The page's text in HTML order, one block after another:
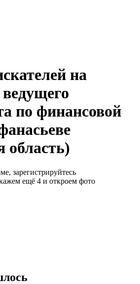
на
по финансовой
область)
зарегистрируйтесь
ещё 4 и откроем фото